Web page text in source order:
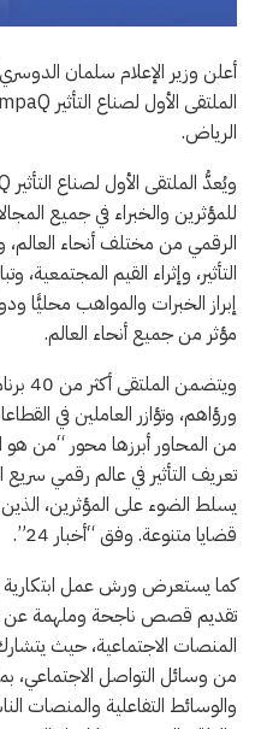
أعلن وزير الإعلام سلمان
الرياض.
للمؤثرين والخبراء في جميع
الرقمي من مختلف أنحاء
التأثير، وإثراء القيم
مؤثر من جميع أنحاء العالم.
ورؤاهم، وتؤازر العاملين في
من المحاور أبرزها محور “من هو
تعريف التأثير في عالم رقمي سريع
يسلط الضوء على المؤثرين،
قضايا متنوعة. وفق “أخبار 24”.
كما يستعرض ورش عمل ابتكارية
تقديم قصص ناجحة وملهمة عن
المنصات الاجتماعية، حيث
من وسائل التواصل الاجتماعي،
والوسائط التفاعلية والمنصات